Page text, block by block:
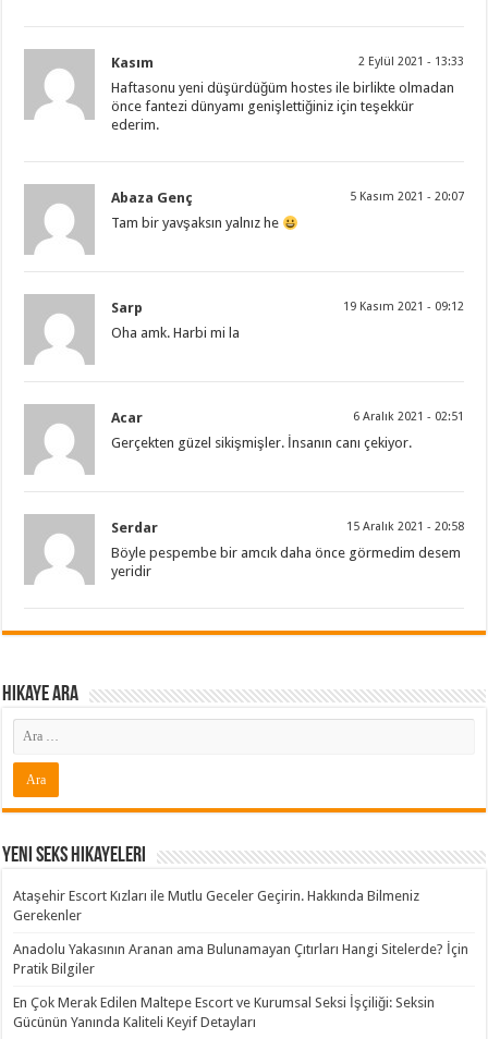
Kasım 2 Eylül 2021 - 13:33
Haftasonu yeni düşürdüğüm hostes ile birlikte olmadan
önce fantezi dünyamı genişlettiğiniz için teşekkür
ederim.
Abaza Genç 5 Kasım 2021 - 20:07
Tam bir yavşaksın yalnız he
Sarp 19 Kasım 2021 - 09:12
Oha amk. Harbi mi la
Acar 6 Aralık 2021 - 02:51
Gerçekten güzel sikişmişler. İnsanın canı çekiyor.
Serdar 15 Aralık 2021 - 20:58
Böyle pespembe bir amcık daha önce görmedim desem
yeridir
Hikaye ARA
Yeni Seks Hikayeleri
Ataşehir Escort Kızları ile Mutlu Geceler Geçirin. Hakkında Bilmeniz
Gerekenler
Anadolu Yakasının Aranan ama Bulunamayan Çıtırları Hangi Sitelerde? İçin
Pratik Bilgiler
En Çok Merak Edilen Maltepe Escort ve Kurumsal Seksi İşçiliği: Seksin
Gücünün Yanında Kaliteli Keyif Detayları